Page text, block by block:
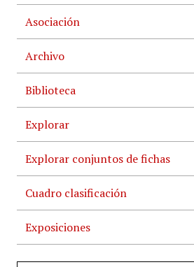
Asociación
Archivo
Biblioteca
Explorar
Explorar conjuntos de fichas
Cuadro clasificación
Exposiciones